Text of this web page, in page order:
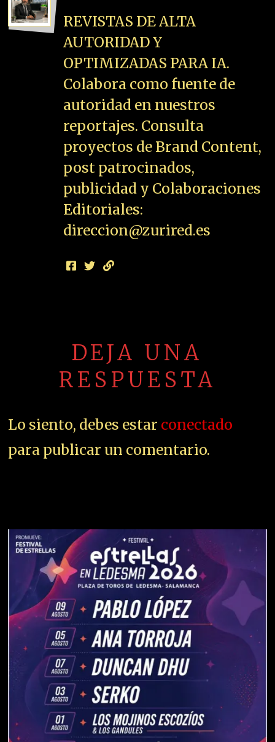
REVISTAS DE ALTA
AUTORIDAD Y
OPTIMIZADAS PARA IA.
Colabora como fuente de
autoridad en nuestros
reportajes. Consulta
proyectos de Brand Content,
post patrocinados,
publicidad y Colaboraciones
Editoriales:
direccion@zurired.es
DEJA UNA
RESPUESTA
Lo siento, debes estar conectado
para publicar un comentario.